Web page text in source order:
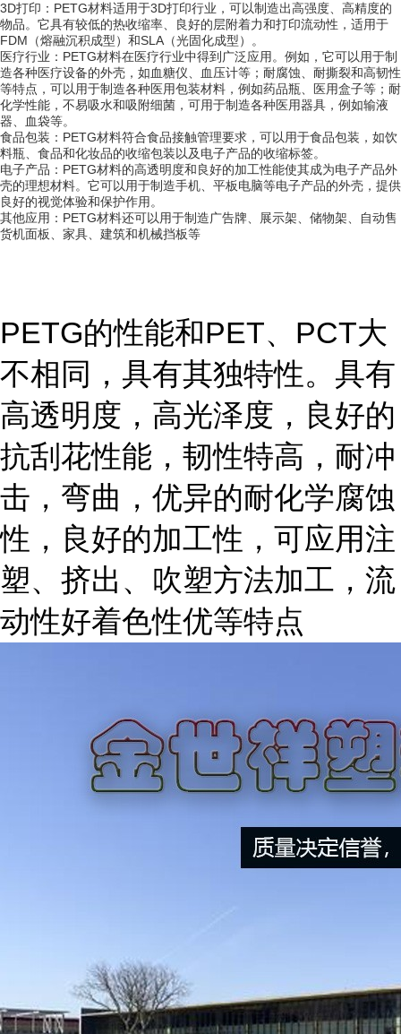
3D打印：PETG材料适用于3D打印行业，可以制造出高强度、高精度的
物品。它具有较低的热收缩率、良好的层附着力和打印流动性，适用于
FDM（熔融沉积成型）和SLA（光固化成型）。
医疗行业：PETG材料在医疗行业中得到广泛应用。例如，它可以用于制
造各种医疗设备的外壳，如血糖仪、血压计等；耐腐蚀、耐撕裂和高韧性
等特点，可以用于制造各种医用包装材料，例如药品瓶、医用盒子等；耐
化学性能，不易吸水和吸附细菌，可用于制造各种医用器具，例如输液
器、血袋等。
食品包装：PETG材料符合食品接触管理要求，可以用于食品包装，如饮
料瓶、食品和化妆品的收缩包装以及电子产品的收缩标签。
电子产品：PETG材料的高透明度和良好的加工性能使其成为电子产品外
壳的理想材料。它可以用于制造手机、平板电脑等电子产品的外壳，提供
良好的视觉体验和保护作用。
其他应用：PETG材料还可以用于制造广告牌、展示架、储物架、自动售
货机面板、家具、建筑和机械挡板等
PETG的性能和PET、PCT大
不相同，具有其独特性。具有
高透明度，高光泽度，良好的
抗刮花性能，韧性特高，耐冲
击，弯曲，优异的耐化学腐蚀
性，良好的加工性，可应用注
塑、挤出、吹塑方法加工，流
动性好着色性优等特点